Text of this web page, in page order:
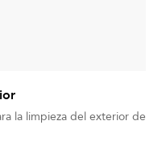
la limpieza del exterior de